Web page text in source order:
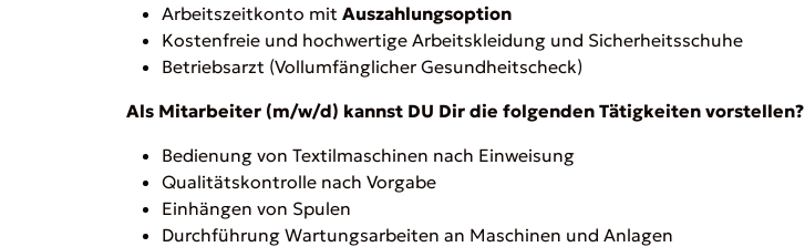
Arbeitszeitkonto mit Auszahlungsoption
Kostenfreie und hochwertige Arbeitskleidung und Sicherheitsschuhe
Betriebsarzt (Vollumfänglicher Gesundheitscheck)
Als Mitarbeiter (m/w/d) kannst DU Dir die folgenden Tätigkeiten vorstellen?
Bedienung von Textilmaschinen nach Einweisung
Qualitätskontrolle nach Vorgabe
Einhängen von Spulen
Durchführung Wartungsarbeiten an Maschinen und Anlagen